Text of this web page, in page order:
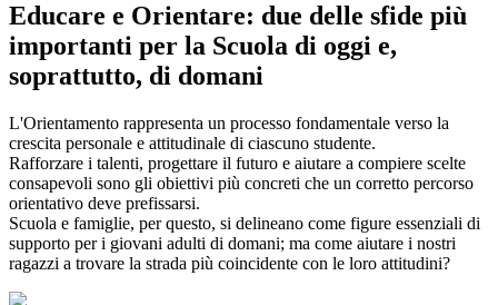
Educare e Orientare: due delle sfide più
importanti per la Scuola di oggi e,
soprattutto, di domani
L'Orientamento rappresenta un processo fondamentale verso la
crescita personale e attitudinale di ciascuno studente.
Rafforzare i talenti, progettare il futuro e aiutare a compiere scelte
consapevoli sono gli obiettivi più concreti che un corretto percorso
orientativo deve prefissarsi.
Scuola e famiglie, per questo, si delineano come figure essenziali di
supporto per i giovani adulti di domani; ma come aiutare i nostri
ragazzi a trovare la strada più coincidente con le loro attitudini?